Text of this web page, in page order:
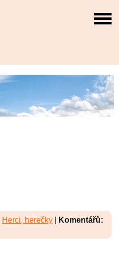
Herci, herečky
Komentářů: